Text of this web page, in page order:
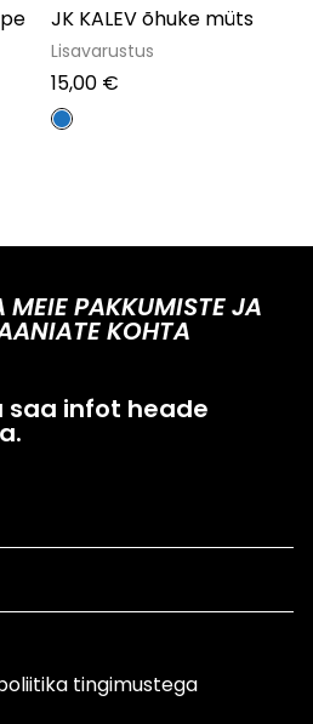
JK KALEV õhuke müts
Lisavarustus
15,00 €
PAKKUMISTE JA
KOHTA
saa infot heade
tingimustega